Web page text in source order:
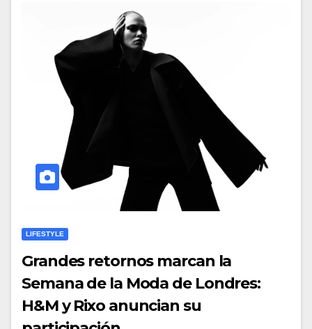
LIFESTYLE
Grandes retornos marcan la
Semana de la Moda de Londres:
H&M y Rixo anuncian su